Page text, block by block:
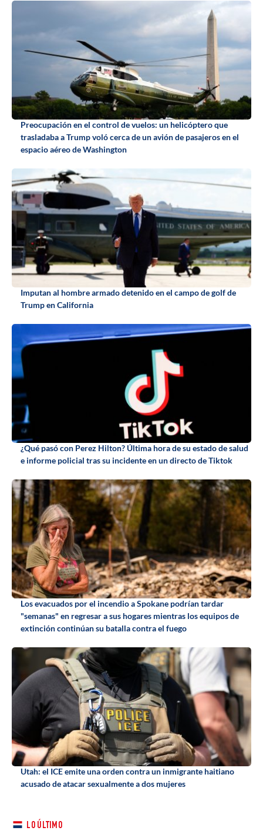
Preocupación en el control de vuelos: un helicóptero que
trasladaba a Trump voló cerca de un avión de pasajeros en el
espacio aéreo de Washington
Imputan al hombre armado detenido en el campo de golf de
Trump en California
¿Qué pasó con Perez Hilton? Última hora de su estado de salud
e informe policial tras su incidente en un directo de Tiktok
Los evacuados por el incendio a Spokane podrían tardar
"semanas" en regresar a sus hogares mientras los equipos de
extinción continúan su batalla contra el fuego
Utah: el ICE emite una orden contra un inmigrante haitiano
acusado de atacar sexualmente a dos mujeres
LO ÚLTIMO